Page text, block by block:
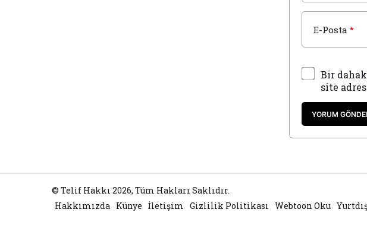
E-Posta *
Bir
site
YORUM
© Telif Hakkı 2026, Tüm Hakları Saklıdır.
Hakkımızda Künye İletişim Gizlilik Politikası Webtoon Oku